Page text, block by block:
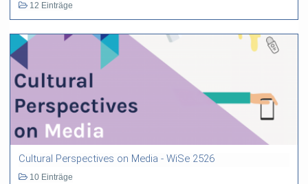
12 Einträge
Cultural Perspectives on Media - WiSe 2526
10 Einträge